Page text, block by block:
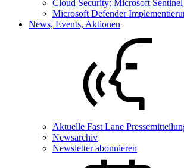
Cloud Security: Microsoft Sentinel
Microsoft Defender
News, Events, Aktionen
Aktuelle Fast Lane
Newsarchiv
Newsletter abonnieren